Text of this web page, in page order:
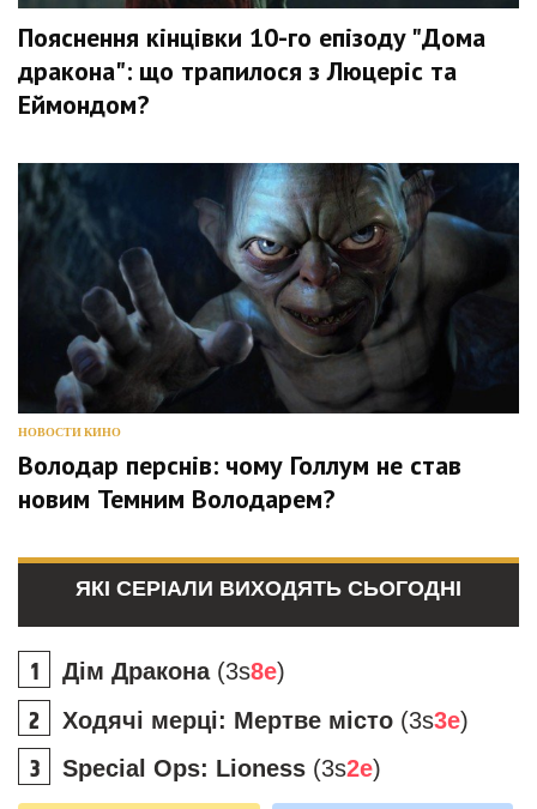
Пояснення кінцівки 10-го епізоду "Дома
дракона": що трапилося з Люцеріс та
Еймондом?
НОВОСТИ КИНО
Володар перснів: чому Голлум не став
новим Темним Володарем?
ЯКІ СЕРІАЛИ ВИХОДЯТЬ СЬОГОДНІ
Дім Дракона(3s8e)
Ходячі мерці: Мертве місто (3s3e)
Special Ops: Lioness (3s2e)